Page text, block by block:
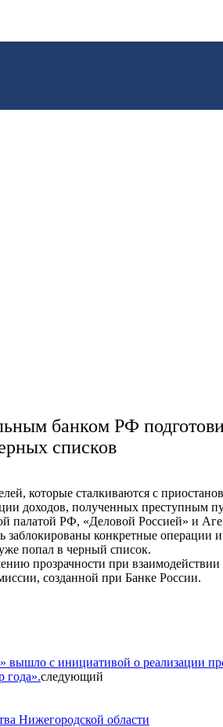
банком РФ
списков
которые сталкиваются с
доходов, полученных
РФ, «Деловой Россией» и
конкретные
попал в черный список.
прозрачности при
созданной при Банке России.
с инициативой о реализации
года».следующий
Нижегородской области